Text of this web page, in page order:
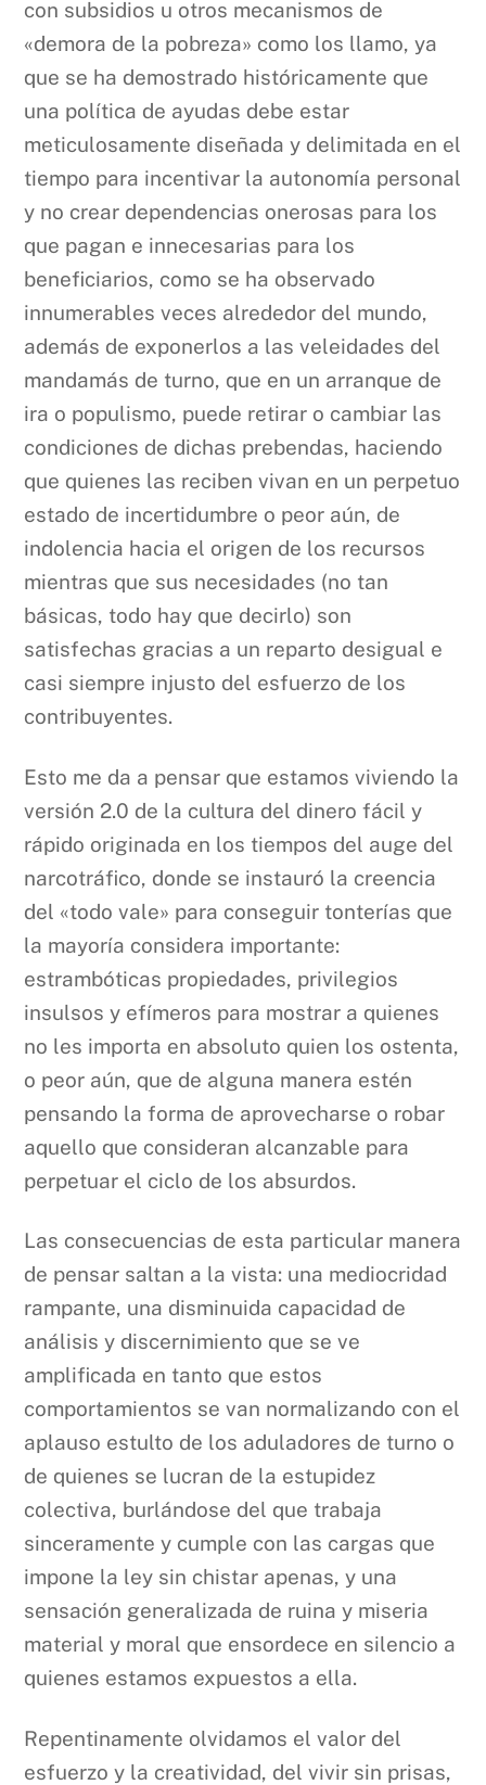
con subsidios u otros mecanismos de
«demora de la pobreza» como los llamo, ya
que se ha demostrado históricamente que
una política de ayudas debe estar
meticulosamente diseñada y delimitada en el
tiempo para incentivar la autonomía personal
y no crear dependencias onerosas para los
que pagan e innecesarias para los
beneficiarios, como se ha observado
innumerables veces alrededor del mundo,
además de exponerlos a las veleidades del
mandamás de turno, que en un arranque de
ira o populismo, puede retirar o cambiar las
condiciones de dichas prebendas, haciendo
que quienes las reciben vivan en un perpetuo
estado de incertidumbre o peor aún, de
indolencia hacia el origen de los recursos
mientras que sus necesidades (no tan
básicas, todo hay que decirlo) son
satisfechas gracias a un reparto desigual e
casi siempre injusto del esfuerzo de los
contribuyentes.
Esto me da a pensar que estamos viviendo la
versión 2.0 de la cultura del dinero fácil y
rápido originada en los tiempos del auge del
narcotráfico, donde se instauró la creencia
del «todo vale» para conseguir tonterías que
la mayoría considera importante:
estrambóticas propiedades, privilegios
insulsos y efímeros para mostrar a quienes
no les importa en absoluto quien los ostenta,
o peor aún, que de alguna manera estén
pensando la forma de aprovecharse o robar
aquello que consideran alcanzable para
perpetuar el ciclo de los absurdos.
Las consecuencias de esta particular manera
de pensar saltan a la vista: una mediocridad
rampante, una disminuida capacidad de
análisis y discernimiento que se ve
amplificada en tanto que estos
comportamientos se van normalizando con el
aplauso estulto de los aduladores de turno o
de quienes se lucran de la estupidez
colectiva, burlándose del que trabaja
sinceramente y cumple con las cargas que
impone la ley sin chistar apenas, y una
sensación generalizada de ruina y miseria
material y moral que ensordece en silencio a
quienes estamos expuestos a ella.
Repentinamente olvidamos el valor del
esfuerzo y la creatividad, del vivir sin prisas,